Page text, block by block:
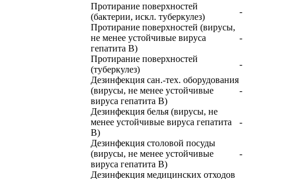
Протирание поверхностей
(бактерии, искл. туберкулез)
-
Протирание поверхностей (вирусы,
не менее устойчивые вируса
гепатита В)
-
Протирание поверхностей
(туберкулез)
-
Дезинфекция сан.-тех. оборудования
(вирусы, не менее устойчивые
вируса гепатита В)
-
Дезинфекция белья (вирусы, не
менее устойчивые вируса гепатита
В)
-
Дезинфекция столовой посуды
(вирусы, не менее устойчивые
вируса гепатита В)
-
Дезинфекция медицинских отходов